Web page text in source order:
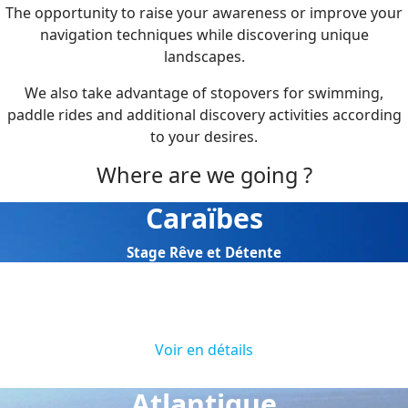
The opportunity to raise your awareness or improve your
navigation techniques while discovering unique
landscapes.
We also take advantage of stopovers for swimming,
paddle rides and additional discovery activities according
to your desires.
Where are we going ?
Caraïbes
Stage Rêve et Détente
Voir en détails